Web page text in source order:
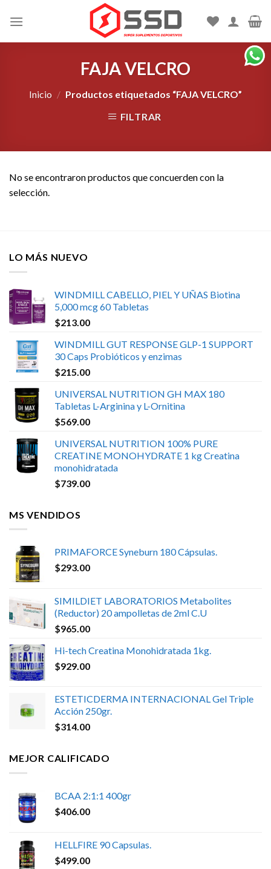
FAJA VELCRO
Inicio / Productos etiquetados “FAJA VELCRO”
FILTRAR
No se encontraron productos que concuerden con la
selección.
LO MÁS NUEVO
WINDMILL CABELLO, PIEL Y UÑAS Biotina
5,000 mcg 60 Tabletas
$213.00
WINDMILL GUT RESPONSE GLP-1 SUPPORT
30 Caps Probióticos y enzimas
$215.00
UNIVERSAL NUTRITION GH MAX 180
Tabletas L-Arginina y L-Ornitina
$569.00
UNIVERSAL NUTRITION 100% PURE
CREATINE MONOHYDRATE 1 kg Creatina
monohidratada
$739.00
MS VENDIDOS
PRIMAFORCE Syneburn 180 Cápsulas.
$293.00
SIMILDIET LABORATORIOS Metabolites
(Reductor) 20 ampolletas de 2ml C.U
$965.00
Hi-tech Creatina Monohidratada 1kg.
$929.00
ESTETICDERMA INTERNACIONAL Gel Triple
Acción 250gr.
$314.00
MEJOR CALIFICADO
BCAA 2:1:1 400gr
$406.00
HELLFIRE 90 Capsulas.
$499.00